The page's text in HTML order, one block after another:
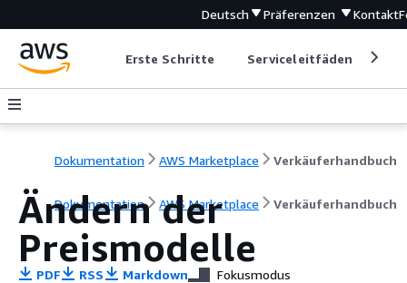
Deutsch Präferenzen Kontakt
Erste Schritte Serviceleitfäden
Dokumentation AWS Marketplace Verkäuferhandbuch
Dokumentation AWS Marketplace Verkäuferhandbuch
Ändern der
Preismodelle
PDF RSS Markdown Fokusmodus